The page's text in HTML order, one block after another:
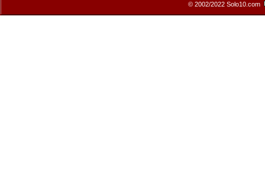
© 2002/2022 Solo10.com